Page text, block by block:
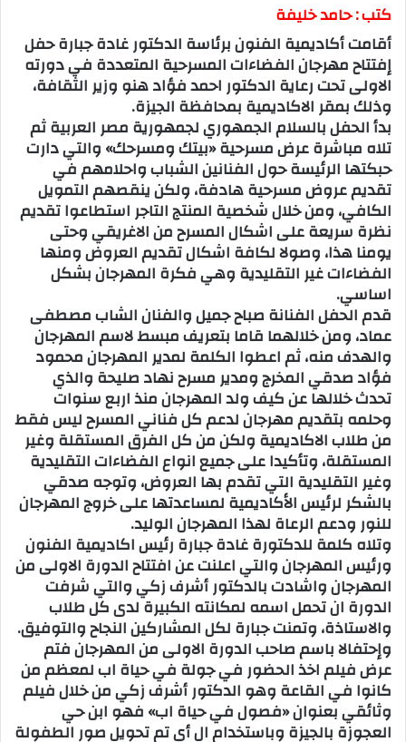
كتب : حامد خليفة
أقامت أكاديمية الفنون برئاسة الدكتور غادة جبارة حفل
إفتتاح مهرجان الفضاءات المسرحية المتعددة في دورته
الاولى تحت رعاية الدكتور احمد فؤاد هنو وزير الثقافة،
وذلك بمقر الاكاديمية بمحافظة الجيزة.
بدأ الحفل بالسلام الجمهوري لجمهورية مصر العربية ثم
تلاه مباشرة عرض مسرحية «بيتك ومسرحك» والتي دارت
حبكتها الرئيسة حول الفنانين الشباب واحلامهم في
تقديم عروض مسرحية هادفة، ولكن ينقصهم التمويل
الكافي، ومن خلال شخصية المنتج التاجر استطاعوا تقديم
نظرة سريعة على اشكال المسرح من الاغريقي وحتى
يومنا هذا، وصولا لكافة اشكال تقديم العروض ومنها
الفضاءات غير التقليدية وهي فكرة المهرجان بشكل
اساسي.
قدم الحفل الفنانة صباح جميل والفنان الشاب مصطفى
عماد، ومن خلالهما قاما بتعريف مبسط لاسم المهرجان
والهدف منه، ثم اعطوا الكلمة لمدير المهرجان محمود
فؤاد صدقي المخرج ومدير مسرح نهاد صليحة والذي
تحدث خلالها عن كيف ولد المهرجان منذ اربع سنوات
وحلمه بتقديم مهرجان لدعم كل فناني المسرح ليس فقط
من طلاب الاكاديمية ولكن من كل الفرق المستقلة وغير
المستقلة، وتأكيدا على جميع انواع الفضاءات التقليدية
وغير التقليدية التي تقدم بها العروض، وتوجه صدقي
بالشكر لرئيس الأكاديمية لمساعدتها على خروج المهرجان
للنور ودعم الرعاة لهذا المهرجان الوليد.
وتلاه كلمة للدكتورة غادة جبارة رئيس اكاديمية الفنون
ورئيس المهرجان والتي اعلنت عن افتتاح الدورة الاولى من
المهرجان واشادت بالدكتور أشرف زكي والتي شرفت
الدورة ان تحمل اسمه لمكانته الكبيرة لدى كل طلاب
والاستاذة، وتمنت جبارة لكل المشاركين النجاح والتوفيق.
وإحتفالا باسم صاحب الدورة الاولى من المهرجان فتم
عرض فيلم اخذ الحضور في جولة في حياة اب لمعظم من
كانوا في القاعة وهو الدكتور أشرف زكي من خلال فيلم
وثائقي بعنوان «فصول في حياة اب» فهو ابن حي
العجوزة بالجيزة وباستخدام ال أي تم تحويل صور الطفولة